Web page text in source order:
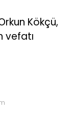
Kökçü,
vefatı